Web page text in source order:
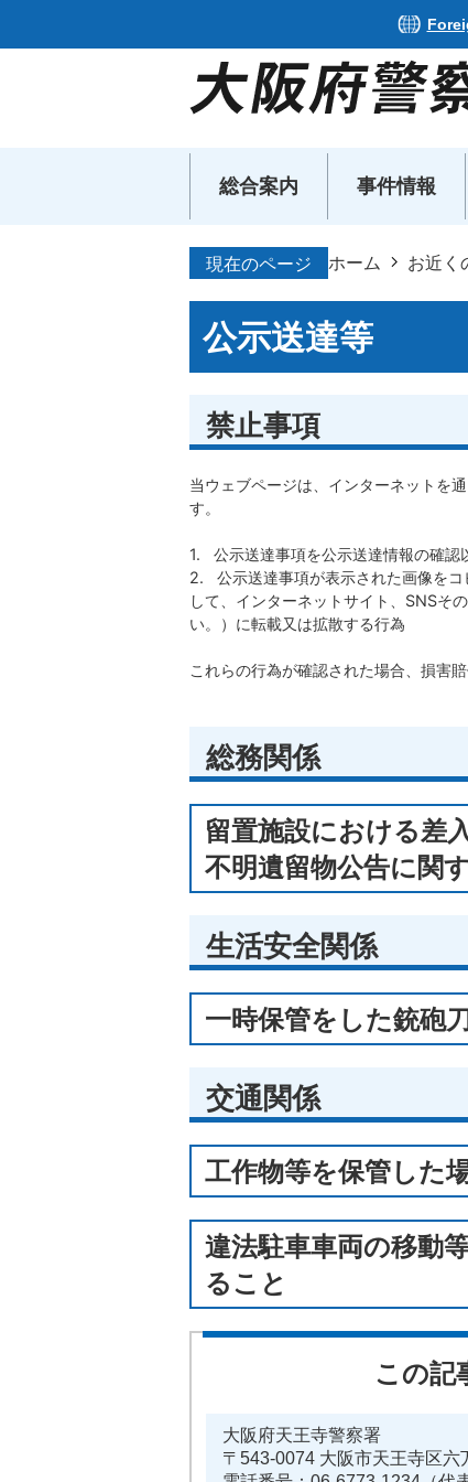
総合案内 事件情報
現在のページ ホーム お近く
公示送達等
禁止事項
当ウェブページは、インターネットを
す。
1. 公示送達事項を公示送達情報の確認
​​​​​​​2. 公示送達事項が表示された画像をコ
して、インターネットサイト、SNSそ
い。）に転載又は拡散する行為
これらの行為が確認された場合、損害
総務関係
留置施設における差
不明遺留物公告に関
生活安全関係
一時保管をした銃砲
交通関係
工作物等を保管した
違法駐車車両の移動
ること
この記
大阪府天王寺警察署
〒543-0074 大阪市天王寺区六